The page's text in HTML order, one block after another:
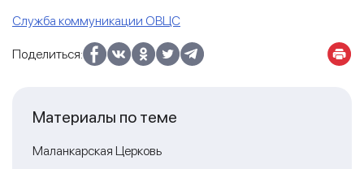
Служба коммуникации ОВЦС
Поделиться:
Материалы по теме
Маланкарская Церковь